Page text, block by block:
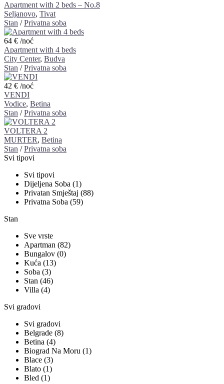
Apartment with 2 beds – No.8
Seljanovo, Tivat
Stan /Privatna soba
64 € /noć
Apartment with 4 beds
City Center, Budva
Stan /Privatna soba
42 € /noć
VENDI
Vodice, Betina
Stan /Privatna soba
VOLTERA 2
MURTER, Betina
Stan /Privatna soba
Svi tipovi
Svi tipovi
Dijeljena Soba (1)
Privatan Smještaj (88)
Privatna Soba (59)
Stan
Sve vrste
Apartman (82)
Bungalov (0)
Kuća (13)
Soba (3)
Stan (46)
Villa (4)
Svi gradovi
Svi gradovi
Belgrade (8)
Betina (4)
Biograd Na Moru (1)
Blace (3)
Blato (1)
Bled (1)